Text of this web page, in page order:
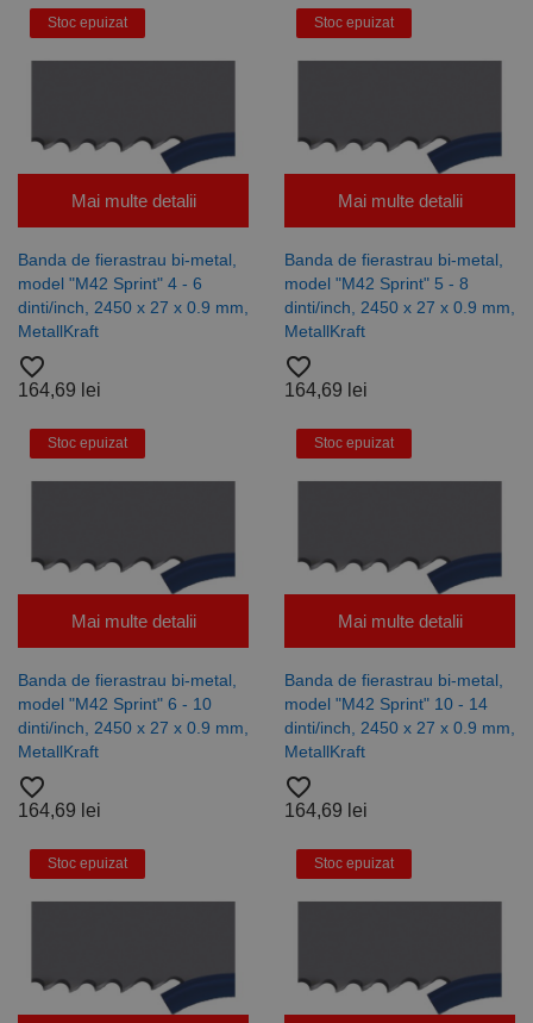
Stoc epuizat
Mai multe detalii
Banda de fierastrau bi-metal,
model "M42 Sprint" 4 - 6
dinti/inch, 2450 x 27 x 0.9 mm,
MetallKraft
favorite_border
164,69 lei
Stoc epuizat
Mai multe detalii
Banda de fierastrau bi-metal,
model "M42 Sprint" 5 - 8
dinti/inch, 2450 x 27 x 0.9 mm,
MetallKraft
favorite_border
164,69 lei
Stoc epuizat
Mai multe detalii
Banda de fierastrau bi-metal,
model "M42 Sprint" 6 - 10
dinti/inch, 2450 x 27 x 0.9 mm,
MetallKraft
favorite_border
164,69 lei
Stoc epuizat
Mai multe detalii
Banda de fierastrau bi-metal,
model "M42 Sprint" 10 - 14
dinti/inch, 2450 x 27 x 0.9 mm,
MetallKraft
favorite_border
164,69 lei
Stoc epuizat Stoc epuizat